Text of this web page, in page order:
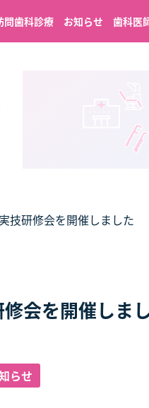
問歯科診療 お知らせ 歯科医
技研修会を開催しました
会を開催しま
らせ